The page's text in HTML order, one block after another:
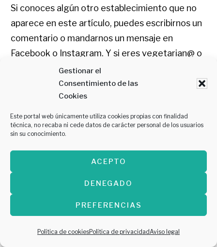
Gestionar el
Consentimiento de las
Cookies
Este portal web únicamente utiliza cookies propias con finalidad
técnica, no recaba ni cede datos de carácter personal de los usuarios
sin su conocimiento.
ACEPTO
DENEGADO
PREFERENCIAS
Política de cookiesPolítica de privacidadAviso legal
Si conoces algún otro establecimiento que no
aparece en este artículo, puedes escribirnos un
comentario o mandarnos un mensaje en
Facebook o Instagram. Y si eres vegetarian@ o
te gusta este tipo de comida, puedes consultar
también nuestras recomendaciones de
restaurantes vegetarianos
consultar nuestras reseñas de restaurantes
como elBaobaboLos Helechos.
Listados
Etiquetado como:
BaoBab Zaragoza ,comer vegano en
comida vegana,heladeria tortosa
helados veganos,la fresca vegan food,mi
habitación favorita,momo zaragoza,repostería